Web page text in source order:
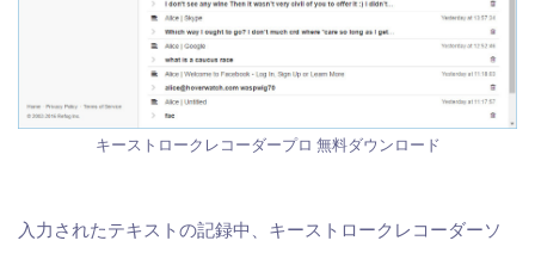
キーストロークレコーダープロ 無料ダウンロード
入力されたテキストの記録中、キーストロークレコーダーソ